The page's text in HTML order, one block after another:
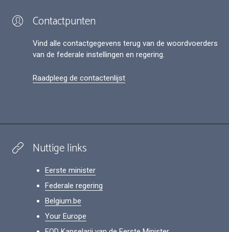
Contactpunten
Vind alle contactgegevens terug van de woordvoerders
van de federale instellingen en regering.
Raadpleeg de contactenlijst
Nuttige links
Eerste minister
Federale regering
Belgium.be
Your Europe